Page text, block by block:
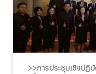
>>การประชุมเชิงปฏิ